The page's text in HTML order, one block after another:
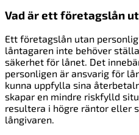
Vad är ett företagslån
Ett företagslån utan
låntagaren inte behöver
säkerhet för lånet. Det
personligen är ansvarig för
kunna uppfylla sina
skapar en mindre riskfylld
resultera i högre räntor eller
långivaren.